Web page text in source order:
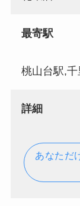
最寄駅
桃山台駅,千
詳細
あなただ